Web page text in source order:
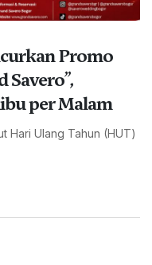
Promo
Savero”,
per Malam
Hari Ulang Tahun (HUT)